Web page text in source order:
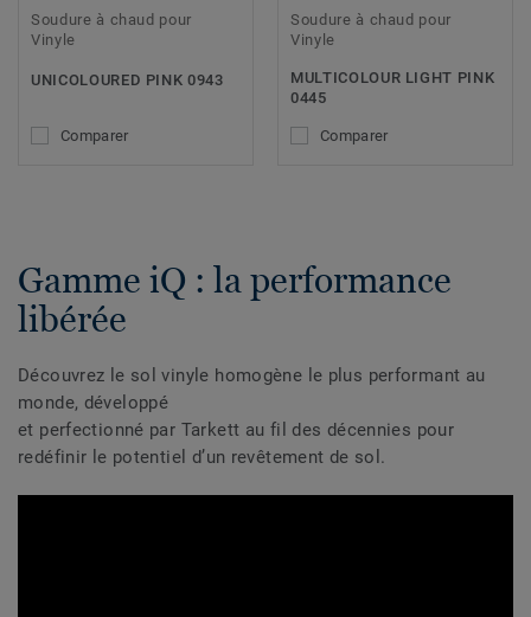
Soudure à chaud pour
Vinyle
UNICOLOURED PINK 0943
Comparer
Soudure à chaud pour
Vinyle
MULTICOLOUR LIGHT PINK
0445
Comparer
Gamme iQ : la performance
libérée
Découvrez le sol vinyle homogène le plus performant au
monde, développé
et perfectionné par Tarkett au fil des décennies pour
redéfinir le potentiel d’un revêtement de sol.